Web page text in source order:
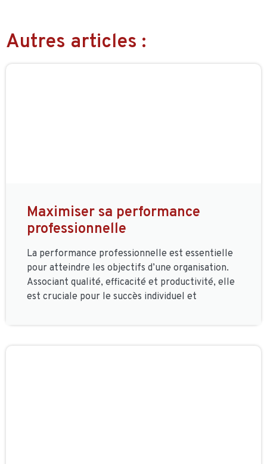
Autres articles :
Maximiser sa performance
professionnelle
La performance professionnelle est essentielle
pour atteindre les objectifs d’une organisation.
Associant qualité, efficacité et productivité, elle
est cruciale pour le succès individuel et